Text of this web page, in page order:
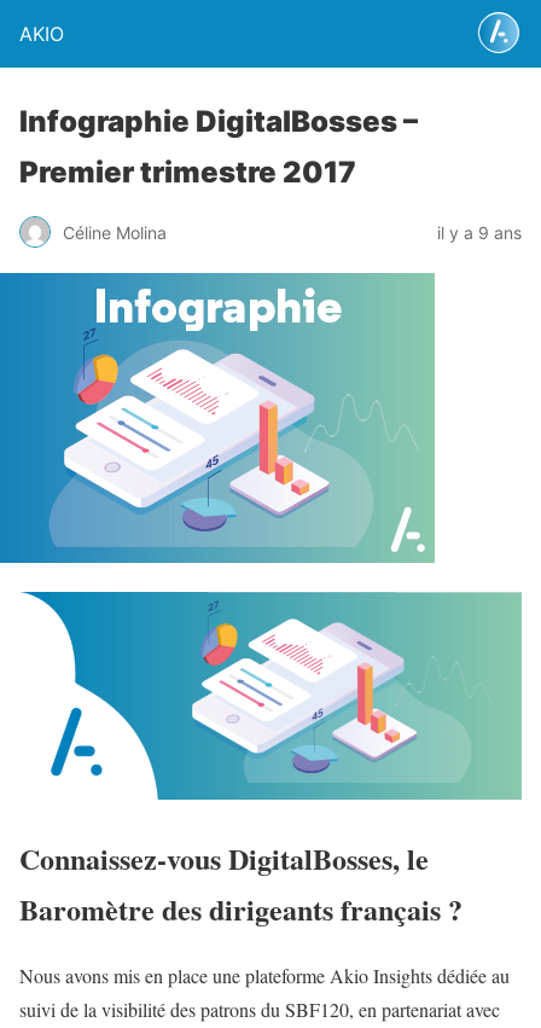
AKIO
Infographie DigitalBosses –
Premier trimestre 2017
Céline Molina il y a 9 ans
Connaissez-vous DigitalBosses, le
Baromètre des dirigeants français ?
Nous avons mis en place une plateforme Akio Insights dédiée au
suivi de la visibilité des patrons du SBF120, en partenariat avec